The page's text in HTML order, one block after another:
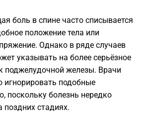
боль в спине часто списывается
положение тела или
Однако в ряде случаев
указывать на более серьёзное
поджелудочной железы. Врачи
игнорировать подобные
поскольку болезнь нередко
поздних стадиях.